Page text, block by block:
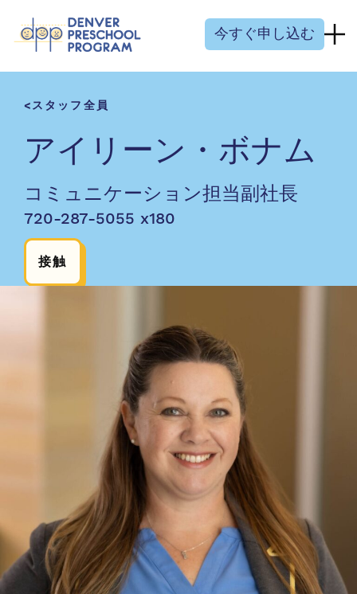
今すぐ申し込む
スタッフ全員
アイリーン・ボナム
コミュニケーション担当副社長
720-287-5055 x180
接触